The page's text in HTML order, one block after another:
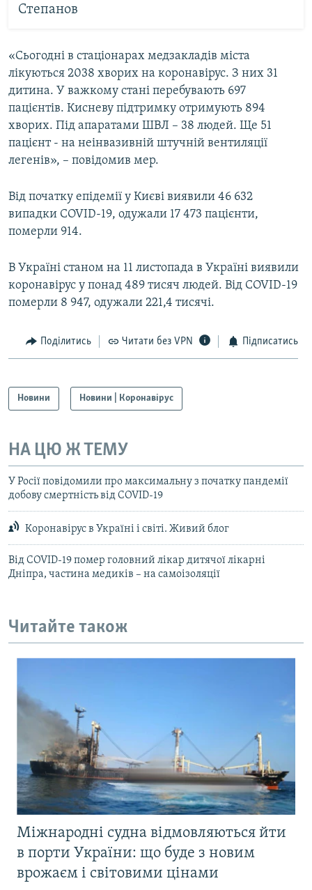
Степанов
«Сьогодні в стаціонарах медзакладів міста
лікуються 2038 хворих на коронавірус. З них 31
дитина. У важкому стані перебувають 697
пацієнтів. Кисневу підтримку отримують 894
хворих. Під апаратами ШВЛ – 38 людей. Ще 51
пацієнт - на неінвазивній штучній вентиляції
легенів», – повідомив мер.
Від початку епідемії у Києві виявили 46 632
випадки COVID-19, одужали 17 473 пацієнти,
померли 914.
В Україні станом на 11 листопада в Україні виявили
коронавірус у понад 489 тисяч людей. Від COVID-19
померли 8 947, одужали 221,4 тисячі.
Поділитись Читати без VPN Підписатись
Новини Новини | Коронавірус
НА ЦЮ Ж ТЕМУ
У Росії повідомили про максимальну з початку пандемії
добову смертність від COVID-19
Коронавірус в Україні і світі. Живий блог
Від COVID-19 помер головний лікар дитячої лікарні
Дніпра, частина медиків – на самоізоляції
Читайте також
Міжнародні судна відмовляються йти
в порти України: що буде з новим
врожаєм і світовими цінами